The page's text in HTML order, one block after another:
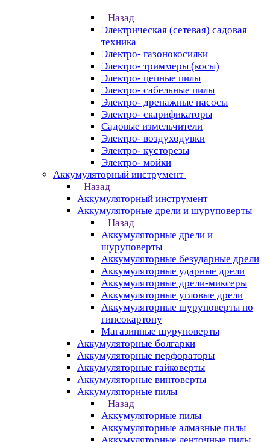
Назад
Электрическая (сетевая) садовая
техника
Электро- газонокосилки
Электро- триммеры (косы)
Электро- цепные пилы
Электро- сабельные пилы
Электро- дренажные насосы
Электро- скарификаторы
Садовые измельчители
Электро- воздуходувки
Электро- кусторезы
Электро- мойки
Аккумуляторный инструмент
Назад
Аккумуляторный инструмент
Аккумуляторные дрели и шуруповерты
Назад
Аккумуляторные дрели и
шуруповерты
Аккумуляторные безударные дрели
Аккумуляторные ударные дрели
Аккумуляторные дрели-миксеры
Аккумуляторные угловые дрели
Аккумуляторные шуруповерты по
гипсокартону
Магазинные шуруповерты
Аккумуляторные болгарки
Аккумуляторные перфораторы
Аккумуляторные гайковерты
Аккумуляторные винтоверты
Аккумуляторные пилы
Назад
Аккумуляторные пилы
Аккумуляторные алмазные пилы